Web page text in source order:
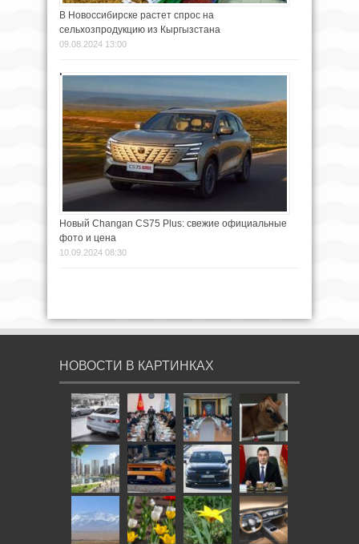
В Новоссибирске растет спрос на
сельхозпродукцию из Кыргызстана
09.08.2024 13:00
Новый Changan CS75 Plus: свежие официальные
фото и цена
10.09.2024 08:30
НОВОСТИ В КАРТИНКАХ